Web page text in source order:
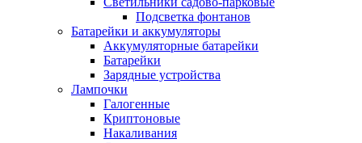
Подсветка фонтанов
Батарейки и аккумуляторы
Аккумуляторные батарейки
Батарейки
Зарядные устройства
Лампочки
Галогенные
Криптоновые
Накаливания